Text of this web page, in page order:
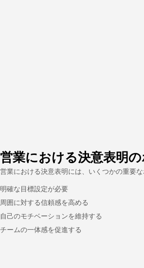
営業における決意表明
営業における決意表明には、いくつかの重要な
明確な目標設定が必要
周囲に対する信頼感を高める
自己のモチベーションを維持する
チームの一体感を促進する